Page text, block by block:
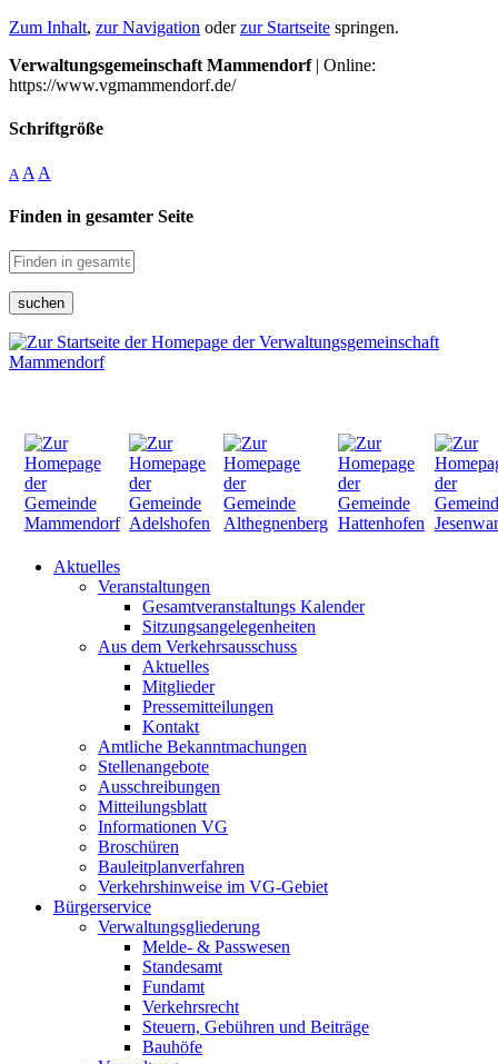
Zum Inhalt, zur Navigation oderzur Startseite springen.
Verwaltungsgemeinschaft Mammendorf| Online:
https://www.vgmammendorf.de/
Schriftgröße
A A A
Finden in gesamter Seite
suchen
Aktuelles
Veranstaltungen
Gesamtveranstaltungs Kalender
Sitzungsangelegenheiten
Aus dem Verkehrsausschuss
Aktuelles
Mitglieder
Pressemitteilungen
Kontakt
Amtliche Bekanntmachungen
Stellenangebote
Ausschreibungen
Mitteilungsblatt
Informationen VG
Broschüren
Bauleitplanverfahren
Verkehrshinweise im VG-Gebiet
Bürgerservice
Verwaltungsgliederung
Melde- & Passwesen
Standesamt
Fundamt
Verkehrsrecht
Steuern, Gebühren und Beiträge
Bauhöfe